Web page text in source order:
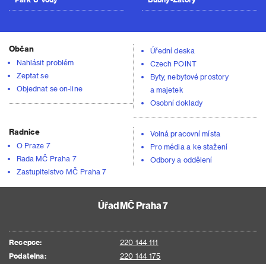
Občan
Nahlásit problém
Zeptat se
Objednat se on-line
Úřední deska
Czech POINT
Byty, nebytové prostory
a majetek
Osobní doklady
Radnice
O Praze 7
Rada MČ Praha 7
Zastupitelstvo MČ Praha 7
Volná pracovní místa
Pro média a ke stažení
Odbory a oddělení
Úřad MČ Praha 7
Recepce:
220 144 111
Podatelna:
220 144 175